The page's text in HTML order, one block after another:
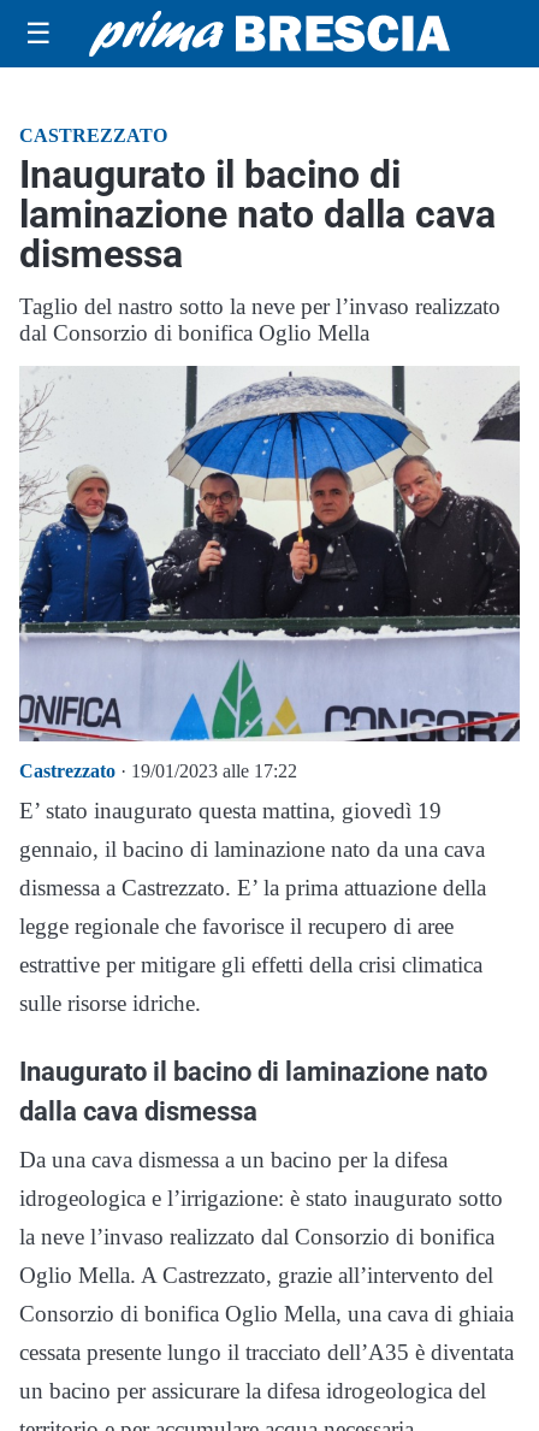
☰
CASTREZZATO
Inaugurato il bacino di
laminazione nato dalla cava
dismessa
Taglio del nastro sotto la neve per l’invaso realizzato
dal Consorzio di bonifica Oglio Mella
Castrezzato · 19/01/2023 alle 17:22
E’ stato inaugurato questa mattina, giovedì 19
gennaio, il bacino di laminazione nato da una cava
dismessa a Castrezzato. E’ la prima attuazione della
legge regionale che favorisce il recupero di aree
estrattive per mitigare gli effetti della crisi climatica
sulle risorse idriche.
Inaugurato il bacino di laminazione nato
dalla cava dismessa
Da una cava dismessa a un bacino per la difesa
idrogeologica e l’irrigazione: è stato inaugurato sotto
la neve l’invaso realizzato dal Consorzio di bonifica
Oglio Mella. A Castrezzato, grazie all’intervento del
Consorzio di bonifica Oglio Mella, una cava di ghiaia
cessata presente lungo il tracciato dell’A35 è diventata
un bacino per assicurare la difesa idrogeologica del